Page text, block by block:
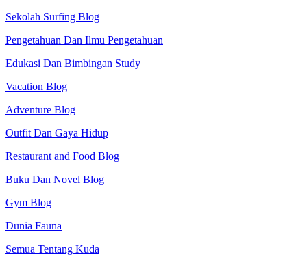
Sekolah Surfing Blog
Pengetahuan Dan Ilmu Pengetahuan
Edukasi Dan Bimbingan Study
Vacation Blog
Adventure Blog
Outfit Dan Gaya Hidup
Restaurant and Food Blog
Buku Dan Novel Blog
Gym Blog
Dunia Fauna
Semua Tentang Kuda